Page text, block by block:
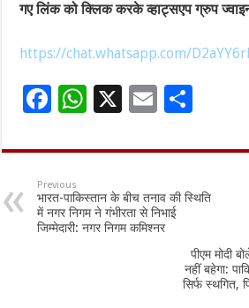
गए लिंक को क्लिक करके व्हाट्सएप ग्रुप
https://chat.whatsapp.com/
F
e
b
o
o
W
at
sA
p
p
X
E
ai ar
e
Previous
भारत-पाकिस्तान के बीच तनाव की स्थिति
में नगर निगम ने गंभीरता से निभाई
जिम्मेदारी: नगर निगम कमिश्नर
पीएम मोदी
नहीं बहेगा:
सिर्फ स्थगित,